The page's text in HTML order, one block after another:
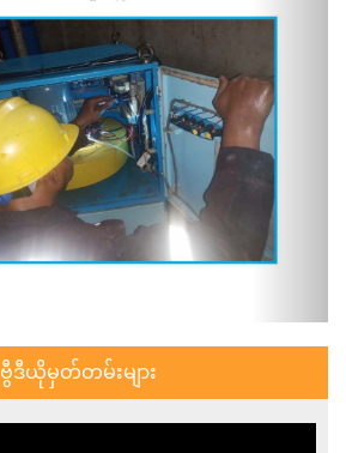
ဗွီဒီယိုမှတ်တမ်းများ